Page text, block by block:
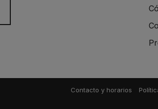
Contacto y horarios